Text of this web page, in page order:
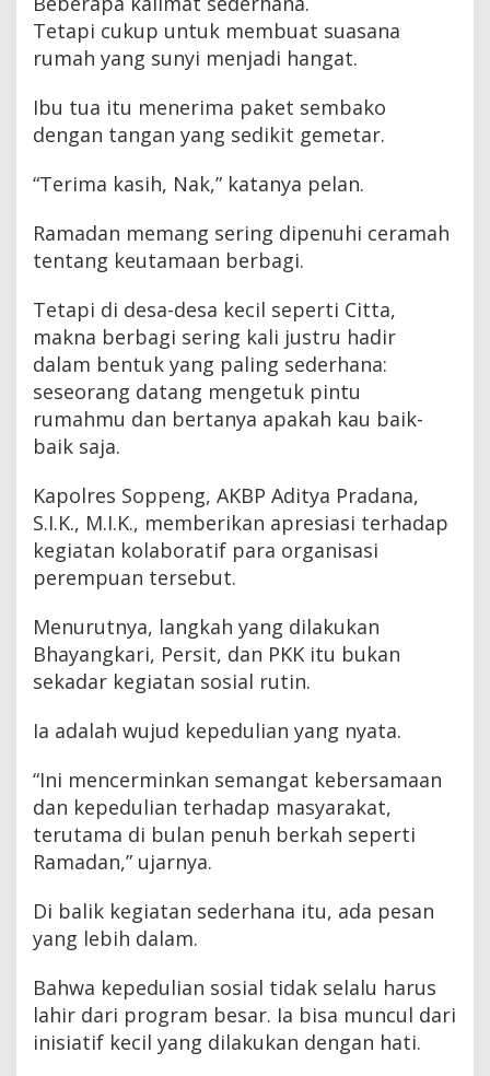
Tetapi cukup untuk membuat suasana
rumah yang sunyi menjadi hangat.
Ibu tua itu menerima paket sembako
dengan tangan yang sedikit gemetar.
“Terima kasih, Nak,” katanya pelan.
Ramadan memang sering dipenuhi ceramah
tentang keutamaan berbagi.
Tetapi di desa-desa kecil seperti Citta,
makna berbagi sering kali justru hadir
dalam bentuk yang paling sederhana:
seseorang datang mengetuk pintu
rumahmu dan bertanya apakah kau baik-
baik saja.
Kapolres Soppeng, AKBP Aditya Pradana,
S.I.K., M.I.K., memberikan apresiasi terhadap
kegiatan kolaboratif para organisasi
perempuan tersebut.
Menurutnya, langkah yang dilakukan
Bhayangkari, Persit, dan PKK itu bukan
sekadar kegiatan sosial rutin.
Ia adalah wujud kepedulian yang nyata.
“Ini mencerminkan semangat kebersamaan
dan kepedulian terhadap masyarakat,
terutama di bulan penuh berkah seperti
Ramadan,” ujarnya.
Di balik kegiatan sederhana itu, ada pesan
yang lebih dalam.
Bahwa kepedulian sosial tidak selalu harus
lahir dari program besar. Ia bisa muncul dari
inisiatif kecil yang dilakukan dengan hati.